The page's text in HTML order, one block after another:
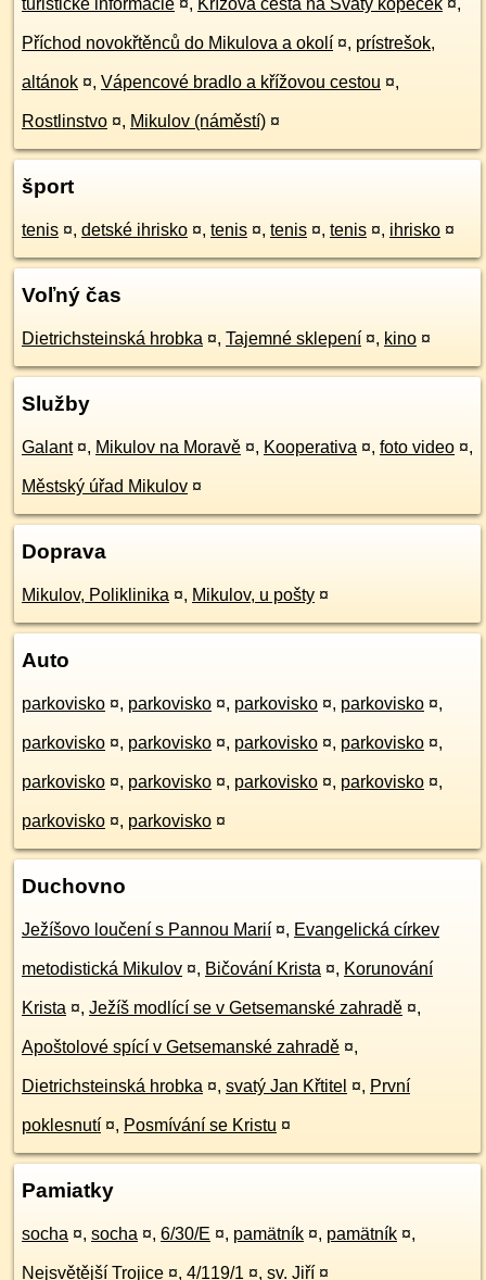
turistické informácie ¤, Křížová cesta na Svatý kopeček ¤,
Příchod novokřtěnců do Mikulova a okolí ¤, prístrešok,
altánok ¤, Vápencové bradlo a křížovou cestou ¤,
Rostlinstvo ¤, Mikulov (náměstí) ¤
šport
tenis ¤, detské ihrisko ¤, tenis ¤, tenis ¤, tenis ¤, ihrisko ¤
Voľný čas
Dietrichsteinská hrobka ¤, Tajemné sklepení ¤, kino ¤
Služby
Galant ¤, Mikulov na Moravě ¤, Kooperativa ¤, foto video ¤,
Městský úřad Mikulov ¤
Doprava
Mikulov, Poliklinika ¤, Mikulov, u pošty ¤
Auto
parkovisko ¤, parkovisko ¤, parkovisko ¤, parkovisko ¤,
parkovisko ¤, parkovisko ¤, parkovisko ¤, parkovisko ¤,
parkovisko ¤, parkovisko ¤, parkovisko ¤, parkovisko ¤,
parkovisko ¤, parkovisko ¤
Duchovno
Ježíšovo loučení s Pannou Marií ¤, Evangelická církev
metodistická Mikulov ¤, Bičování Krista ¤, Korunování
Krista ¤, Ježíš modlící se v Getsemanské zahradě ¤,
Apoštolové spící v Getsemanské zahradě ¤,
Dietrichsteinská hrobka ¤, svatý Jan Křtitel ¤, První
poklesnutí ¤, Posmívání se Kristu ¤
Pamiatky
socha ¤, socha ¤, 6/30/E ¤, pamätník ¤, pamätník ¤,
Nejsvětější Trojice ¤, 4/119/1 ¤, sv. Jiří ¤